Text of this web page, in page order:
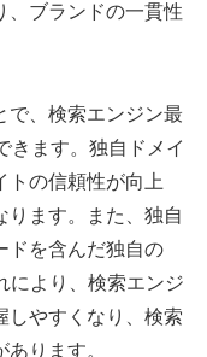
、ブランドの一貫性
で、検索エンジン最
きます。独自ドメイ
トの信頼性が向上
ります。また、独自
ドを含んだ独自の
により、検索エンジ
しやすくなり、検索
ります。